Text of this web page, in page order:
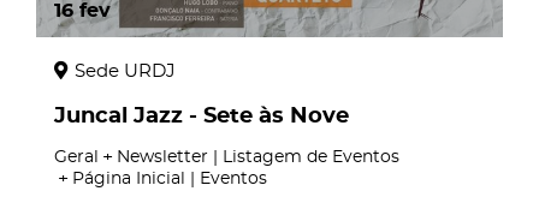
16 fev
Sede URDJ
Juncal Jazz - Sete às Nove
Geral
Newsletter | Listagem de Eventos
Página Inicial | Eventos